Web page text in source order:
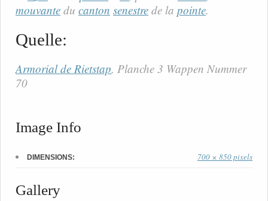
mouvante du canton senestre de la pointe.
Quelle:
Armorial de Rietstap, Planche 3 Wappen Nummer
70
Image Info
DIMENSIONS: 700 × 850 pixels
Gallery